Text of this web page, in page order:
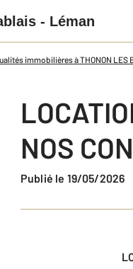
- Léman
immobilières à THONON LES
NOS
Publié le 19/05/2026